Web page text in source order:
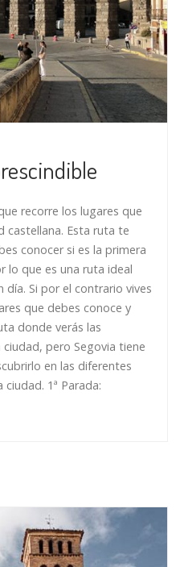
recorre los lugares que
castellana. Esta ruta te
conocer si es la primera
lo que es una ruta ideal
día. Si por el contrario vives
que debes conoce y
donde verás las
pero Segovia tiene
en las diferentes
1ª Parada: